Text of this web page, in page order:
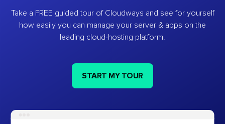
Take a FREE guided tour of Cloudways and see for yourself
how easily you can manage your server & apps on the
leading cloud-hosting platform.
START MY TOUR